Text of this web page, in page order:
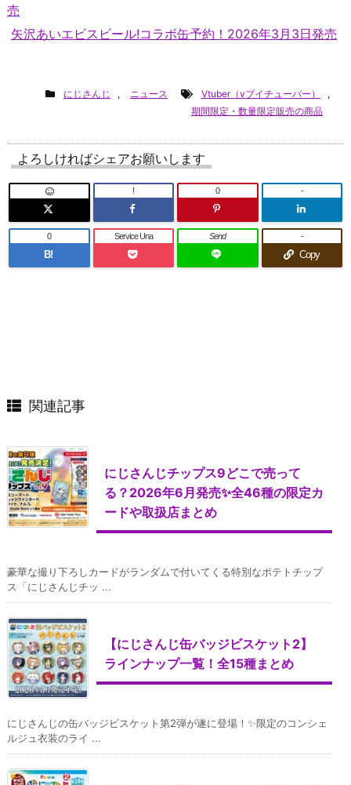
売
矢沢あいエビスビール!コラボ缶予約！2026年3月3日発売
にじさんじ , ニュース Vtuber（vブイチューバー）
,
期間限定・数量限定販売の商品
よろしければシェアお願いします
! 0 -
B!
0 Service Una Send
Copy
-
関連記事
にじさんじチップス9どこで売って
る？2026年6月発売✨全46種の限定カ
ードや取扱店まとめ
豪華な撮り下ろしカードがランダムで付いてくる特別なポテトチップ
ス「にじさんじチッ ...
【にじさんじ缶バッジビスケット2】
ラインナップ一覧！全15種まとめ
にじさんじの缶バッジビスケット第2弾が遂に登場！✨限定のコンシェ
ルジュ衣装のライ ...